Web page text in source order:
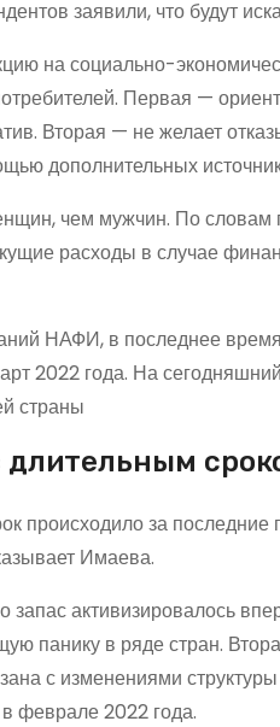
заявили, что будут
на социально-
Первая —
Вторая — не желает
дополнительных
чем мужчин. По
расходы в случае
НАФИ, в последнее
2022 года. На
страны
длительным
происходило за
Имаева.
запас активизировалось
панику в ряде стран.
с изменениями
феврале 2022 года.